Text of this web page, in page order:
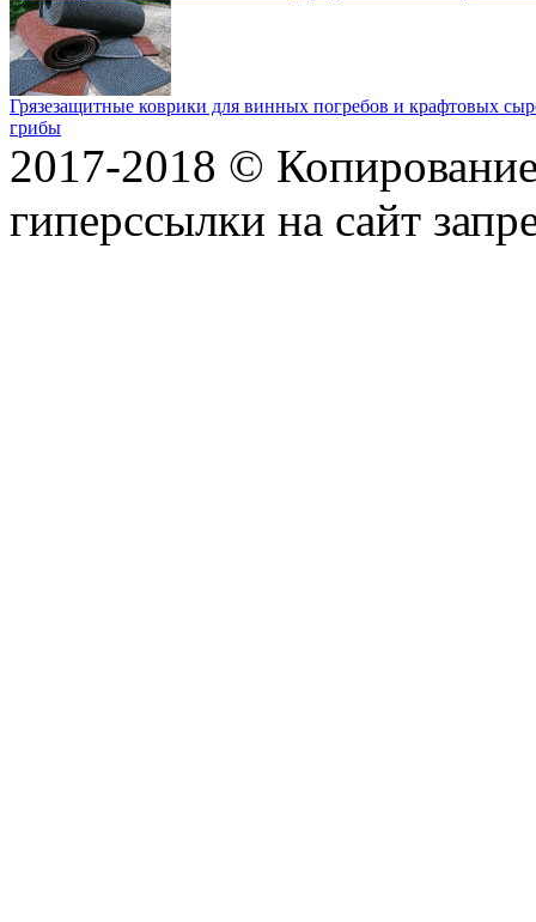
Грязезащитные коврики для винных погребов и крафтовых
грибы
2017-2018 ©
гиперссылки на сайт